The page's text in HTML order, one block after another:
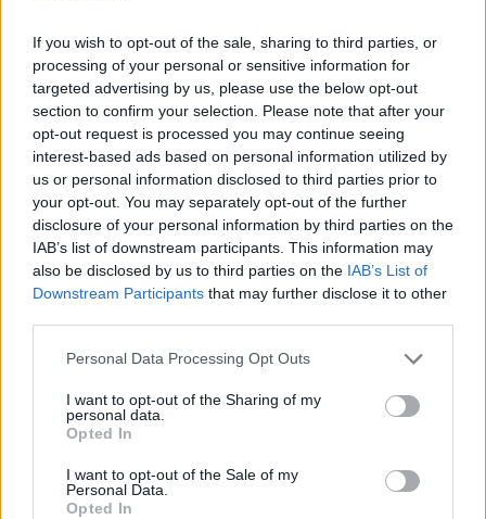
If you wish to opt-out of the sale, sharing to third parties, or
processing of your personal or sensitive information for
targeted advertising by us, please use the below opt-out
section to confirm your selection. Please note that after your
opt-out request is processed you may continue seeing
interest-based ads based on personal information utilized by
us or personal information disclosed to third parties prior to
your opt-out. You may separately opt-out of the further
disclosure of your personal information by third parties on the
IAB’s list of downstream participants. This information may
also be disclosed by us to third parties on the IAB’s List of
Downstream Participants that may further disclose it to other
Personal Data Processing Opt Outs
I want to opt-out of the Sharing of my
personal data.
Opted In
I want to opt-out of the Sale of my
Personal Data.
Opted In
Al fianco diIñaki Peña,Szczesnydovrebbe
rappresentare il portiere di riferimento per i
blaugrana. La Lista B del Barça vede iscritti
Astralaga, Kochen e Yaakobishvili. L'aggiunta
del polacco, ora, garantirà esperienza e
curriculum a livello europeo.